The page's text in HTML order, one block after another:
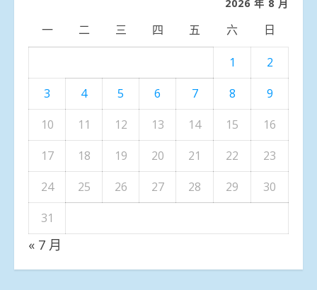
2026 年 8 月
一 二 三 四 五 六 日
1
2
3
4 5 6 7 8
9
10
11 12 13 14 15
16
17
18 19 20 21 22
23
24
25 26 27 28 29
30
31
« 7 月